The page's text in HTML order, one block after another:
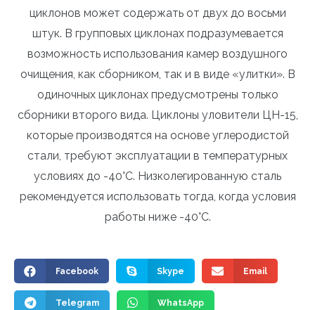
циклонов может содержать от двух до восьми
штук. В групповых циклонах подразумевается
возможность использования камер воздушного
очищения, как сборником, так и в виде «улитки». В
одиночных циклонах предусмотрены только
сборники второго вида. Циклоны уловители ЦН-15,
которые производятся на основе углеродистой
стали, требуют эксплуатации в температурных
условиях до -40°C. Низколегированную сталь
рекомендуется использовать тогда, когда условия
работы ниже -40°C.
Facebook Skype Email
Telegram WhatsApp